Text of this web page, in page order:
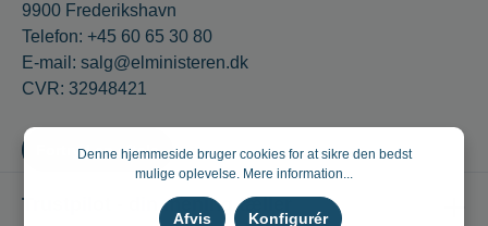
Trustpilot - din mening tæller
9900 Frederikshavn
Telefon: +45 60 65 30 80
E-mail: salg@elministeren.dk
CVR: 32948421
Fortryd en aftale
Denne hjemmeside bruger cookies for at sikre den bedst
mulige oplevelse. Mere information...
Afvis Konfigurér